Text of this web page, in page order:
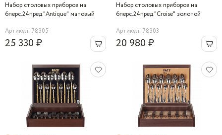
Набор столовых приборов на
6перс.24пред."Antique" матовый
Артикул: 78305
25 330 ₽
Набор столовых приборов на
6перс.24пред."Croise" золотой
Артикул: 78303
20 980 ₽